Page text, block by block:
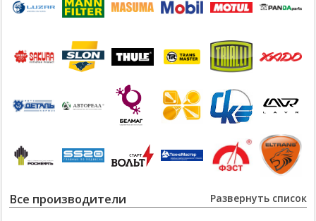
Развернуть список
Все производители